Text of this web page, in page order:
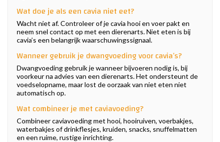
Wat doe je als een cavia niet eet?
Wacht niet af. Controleer of je cavia hooi en voer pakt en
neem snel contact op met een dierenarts. Niet eten is bij
cavia’s een belangrijk waarschuwingssignaal.
Wanneer gebruik je dwangvoeding voor cavia’s?
Dwangvoeding gebruik je wanneer bijvoeren nodig is, bij
voorkeur na advies van een dierenarts. Het ondersteunt de
voedselopname, maar lost de oorzaak van niet eten niet
automatisch op.
Wat combineer je met caviavoeding?
Combineer caviavoeding met hooi, hooiruiven, voerbakjes,
waterbakjes of drinkflesjes, kruiden, snacks, snuffelmatten
en een ruime, rustige inrichting.